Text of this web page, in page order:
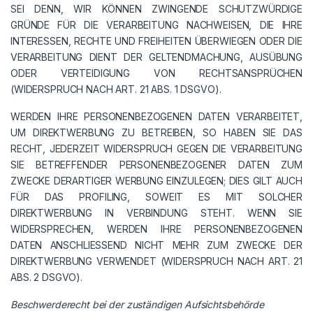
SEI DENN, WIR KÖNNEN ZWINGENDE SCHUTZWÜRDIGE
GRÜNDE FÜR DIE VERARBEITUNG NACHWEISEN, DIE IHRE
INTERESSEN, RECHTE UND FREIHEITEN ÜBERWIEGEN ODER DIE
VERARBEITUNG DIENT DER GELTENDMACHUNG, AUSÜBUNG
ODER VERTEIDIGUNG VON RECHTSANSPRÜCHEN
(WIDERSPRUCH NACH ART. 21 ABS. 1 DSGVO).
WERDEN IHRE PERSONENBEZOGENEN DATEN VERARBEITET,
UM DIREKTWERBUNG ZU BETREIBEN, SO HABEN SIE DAS
RECHT, JEDERZEIT WIDERSPRUCH GEGEN DIE VERARBEITUNG
SIE BETREFFENDER PERSONENBEZOGENER DATEN ZUM
ZWECKE DERARTIGER WERBUNG EINZULEGEN; DIES GILT AUCH
FÜR DAS PROFILING, SOWEIT ES MIT SOLCHER
DIREKTWERBUNG IN VERBINDUNG STEHT. WENN SIE
WIDERSPRECHEN, WERDEN IHRE PERSONENBEZOGENEN
DATEN ANSCHLIESSEND NICHT MEHR ZUM ZWECKE DER
DIREKTWERBUNG VERWENDET (WIDERSPRUCH NACH ART. 21
ABS. 2 DSGVO).
Beschwerderecht bei der zuständigen Aufsichtsbehörde